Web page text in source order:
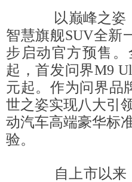
以巅峰之姿，
智慧旗舰SUV全新
步启动官方预售。
起，首发问界M9
元起。作为问界品
世之姿实现八大引
动汽车高端豪华标
验。
自上市以来，